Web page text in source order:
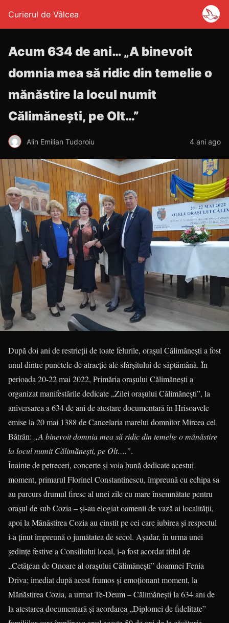
Curierul de Vâlcea
Acum 634 de ani… „A binevoit
domnia mea să ridic din temelie o
mănăstire la locul numit
Călimănești, pe Olt…”
Alin Emilian Tudoroiu 4 ani ago
După doi ani de restricții de toate felurile, orașul Călimănești a fost
unul dintre punctele de atracție ale sfârșitului de săptămână. În
perioada 20-22 mai 2022, Primăria orașului Călimănești a
organizat manifestările dedicate „Zilei orașului Călimănești”, la
aniversarea a 634 de ani de atestare documentară în Hrisoavele
emise la 20 mai 1388 de Cancelaria marelui domnitor Mircea cel
Bătrân: „A binevoit domnia mea să ridic din temelie o mănăstire
la locul numit Călimănești, pe Olt….”.
Înainte de petreceri, concerte și voia bună dedicate acestui
moment, primarul Florinel Constantinescu, împreună cu echipa sa
au parcurs drumul firesc al unei zile cu mare însemnătate pentru
orașul de sub Cozia – și-au elogiat oamenii de vază ai localității,
apoi la Mănăstirea Cozia au cinstit pe cei care iubirea și respectul
i-a ținut împreună o jumătatea de secol. Așadar, în urma unei
ședințe festive a Consiliului local, i-a fost acordat titlul de
„Cetățean de Onoare al orașului Călimănești” doamnei Fenia
Driva; imediat după acest frumos și emoționant moment, la
Mănăstirea Cozia, a urmat Te-Deum – Călimănești la 634 ani de
la atestarea documentară și acordarea „Diplomei de fidelitate”